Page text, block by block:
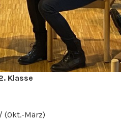
Klasse
(Okt.-März)